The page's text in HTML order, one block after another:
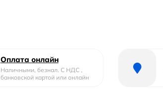
Оплата онлайн
Наличными, безнал. С НДС ,
банковской картой или онлайн